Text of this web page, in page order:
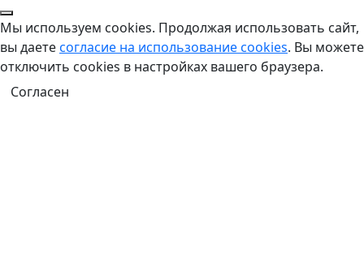
Мы используем cookies. Продолжая использовать сайт,
вы даетесогласие на использование cookies. Вы можете
отключить cookies в настройках вашего браузера.
Согласен